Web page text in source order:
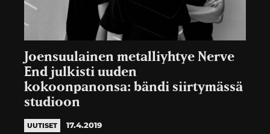
Joensuulainen metalliyhtye Nerve
End julkisti uuden
kokoonpanonsa: bändi siirtymässä
studioon
UUTISET 17.4.2019